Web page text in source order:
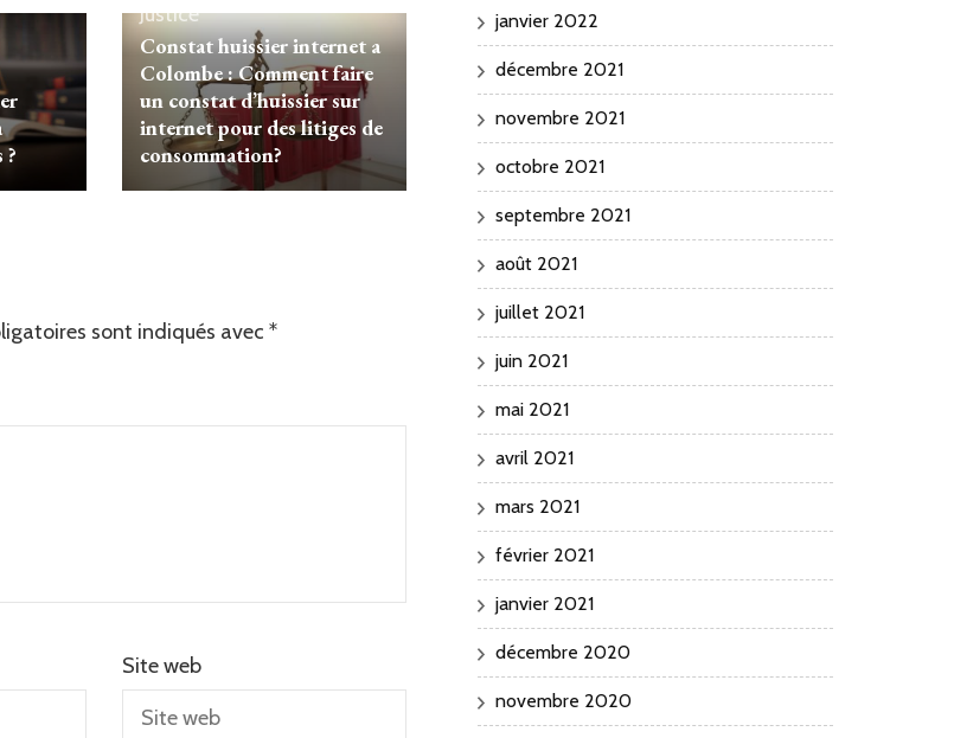
?
Justice
Constat huissier internet a
Colombe : Comment faire
un constat d’huissier sur
internet pour des litiges de
consommation?
sont indiqués avec *
Site web
janvier 2022
décembre 2021
novembre 2021
octobre 2021
septembre 2021
août 2021
juillet 2021
juin 2021
mai 2021
avril 2021
mars 2021
février 2021
janvier 2021
décembre 2020
novembre 2020